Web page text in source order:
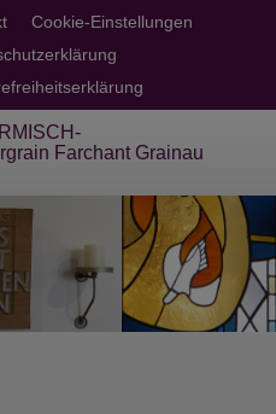
Cookie-Einstellungen
Farchant Grainau